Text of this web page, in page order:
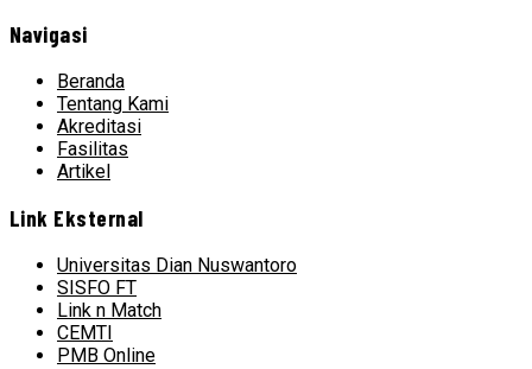
Navigasi
Beranda
Tentang Kami
Akreditasi
Fasilitas
Artikel
Link Eksternal
Universitas Dian Nuswantoro
SISFO FT
Link n Match
CEMTI
PMB Online